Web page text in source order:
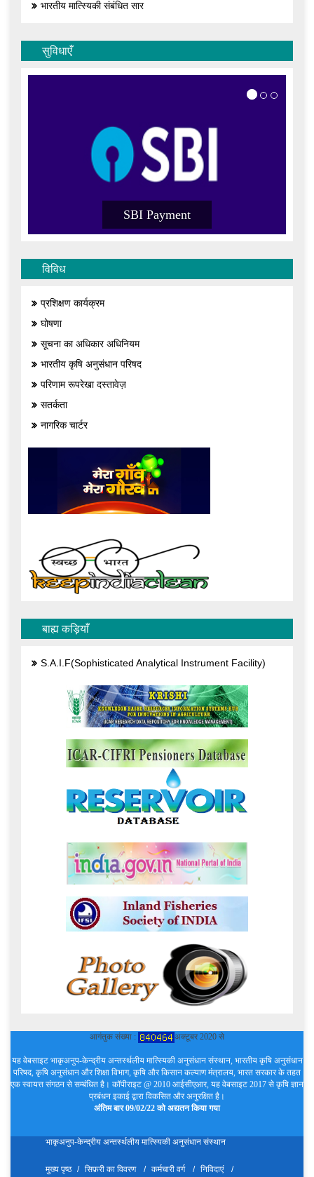
भारतीय मात्स्यिकी संबंधित सार
सुविधाएँ
SBI Payment
विविध
प्रशिक्षण कार्यक्रम
घोषणा
सूचना का अधिकार अधिनियम
भारतीय कृषि अनुसंधान परिषद
परिणाम रूपरेखा दस्तावेज़
सतर्कता
नागरिक चार्टर
बाह्य कड़ियाँ
S.A.I.F(Sophisticated Analytical Instrument Facility)
आगंतुक संख्या : अक्टूबर 2020 से
यह वेबसाइट भाकृअनुप-केन्द्रीय अन्तर्स्थलीय मात्स्यिकी अनुसंधान संस्थान, भारतीय कृषि अनुसंधान
परिषद, कृषि अनुसंधान और शिक्षा विभाग, कृषि और किसान कल्याण मंत्रालय, भारत सरकार के तहत
एक स्वायत्त संगठन से सम्बंधित है। कॉपीराइट @ 2010 आईसीएआर, यह वेबसाइट 2017 से कृषि ज्ञान
प्रबंधन इकाई द्वारा विकसित और अनुरक्षित है।
अंतिम बार 09/02/22 को अद्यतन किया गया
भाकृअनुप-केन्द्रीय अन्तर्स्थलीय मात्स्यिकी अनुसंधान संस्थान
मुख्य पृष्ठ सिफ़री का विवरण कर्मचारी वर्ग निविदाएं